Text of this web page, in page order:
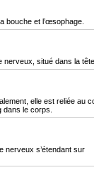
bouche et l’œsophage.
situé dans la tête.
elle est reliée au
dans le corps.
nerveux s’étendant sur